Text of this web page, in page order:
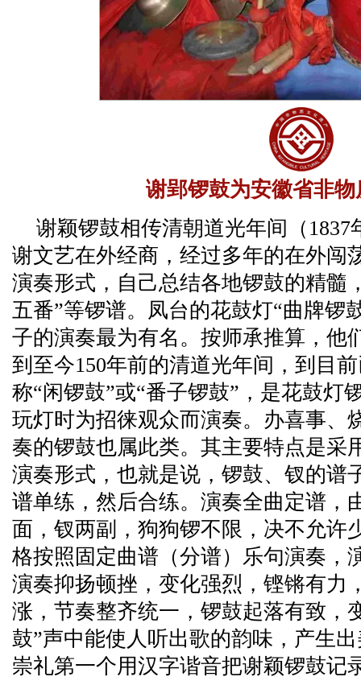
谢郢锣鼓为安徽省非
谢颖锣鼓相传清朝道光年间（
谢文艺在外经商，经过多年的在外闯
演奏形式，自己总结各地锣鼓的精髓
五番”等锣谱。凤台的花鼓灯“曲牌锣
子的演奏最为有名。按师承推算，他
到至今150年前的清道光年间，到目
称“闲锣鼓”或“番子锣鼓”，是花鼓灯
玩灯时为招徕观众而演奏。办喜事、
奏的锣鼓也属此类。其主要特点是采
演奏形式，也就是说，锣鼓、钗的谱
谱单练，然后合练。演奏全曲定谱，
面，钗两副，狗狗锣不限，决不允许
格按照固定曲谱（分谱）乐句演奏，
演奏抑扬顿挫，变化强烈，铿锵有力
涨，节奏整齐统一，锣鼓起落有致，
鼓”声中能使人听出歌的韵味，产生
崇礼第一个用汉字谐音把谢颖锣鼓记